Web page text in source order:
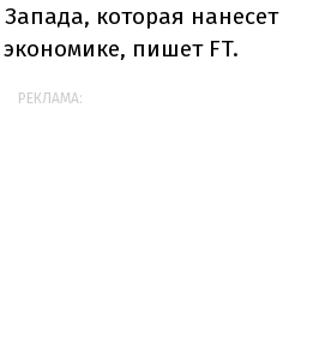
которая нанесет
пишет FT.
РЕКЛАМА: